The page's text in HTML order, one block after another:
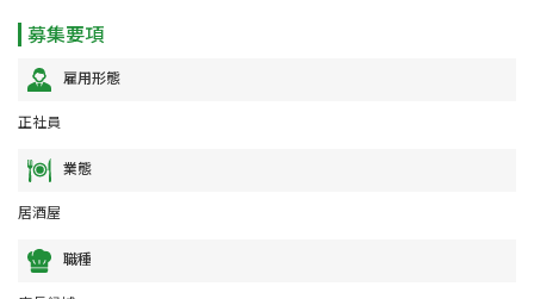
募集要項
雇用形態
正社員
業態
居酒屋
職種